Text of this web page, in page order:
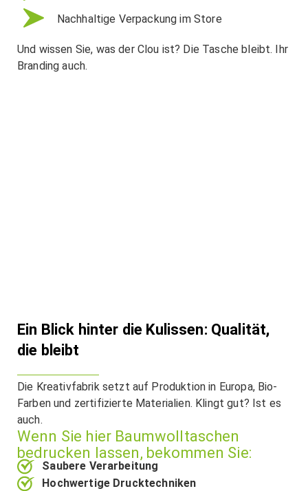
Nachhaltige Verpackung im Store
Und wissen Sie, was der Clou ist? Die Tasche bleibt. Ihr
Branding auch.
Ein Blick hinter die Kulissen: Qualität,
die bleibt
Die Kreativfabrik setzt auf Produktion in Europa, Bio-
Farben und zertifizierte Materialien. Klingt gut? Ist es
auch.
Wenn Sie hier Baumwolltaschen
bedrucken lassen, bekommen Sie:
Saubere Verarbeitung
Hochwertige Drucktechniken